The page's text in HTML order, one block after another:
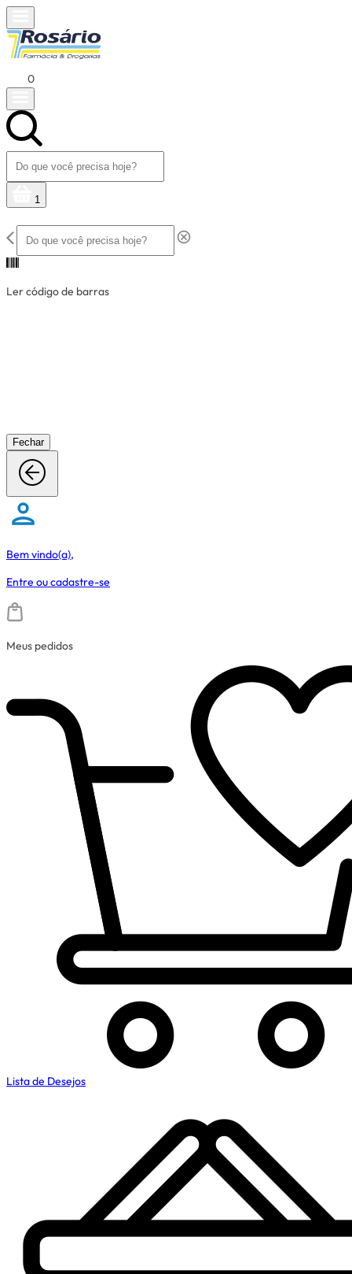
0
1
Ler código de barras
Fechar
Bem vindo(a),
Entre oucadastre-se
Meus pedidos
Lista de Desejos